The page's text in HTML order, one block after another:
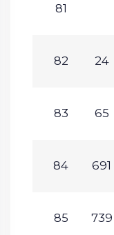
81
82 24
83 65
84 691
85 739